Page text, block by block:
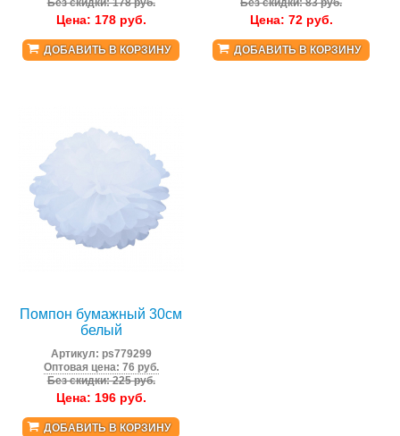
Без скидки: 178 руб.
Цена: 178руб.
ДОБАВИТЬ В КОРЗИНУ
Без скидки: 83 руб.
Цена: 72руб.
ДОБАВИТЬ В КОРЗИНУ
Помпон бумажный 30см
белый
Артикул: ps779299
Оптовая цена: 76 руб.
Без скидки: 225 руб.
Цена: 196руб.
ДОБАВИТЬ В КОРЗИНУ